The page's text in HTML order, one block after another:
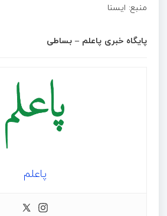
منبع: ا‌یسنا
پایگاه خبری پاعلم – بساطی
پاعلم